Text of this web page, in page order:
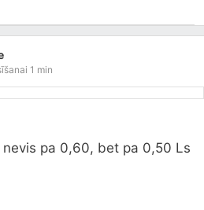
1 min
pa 0,60, bet pa 0,50 Ls